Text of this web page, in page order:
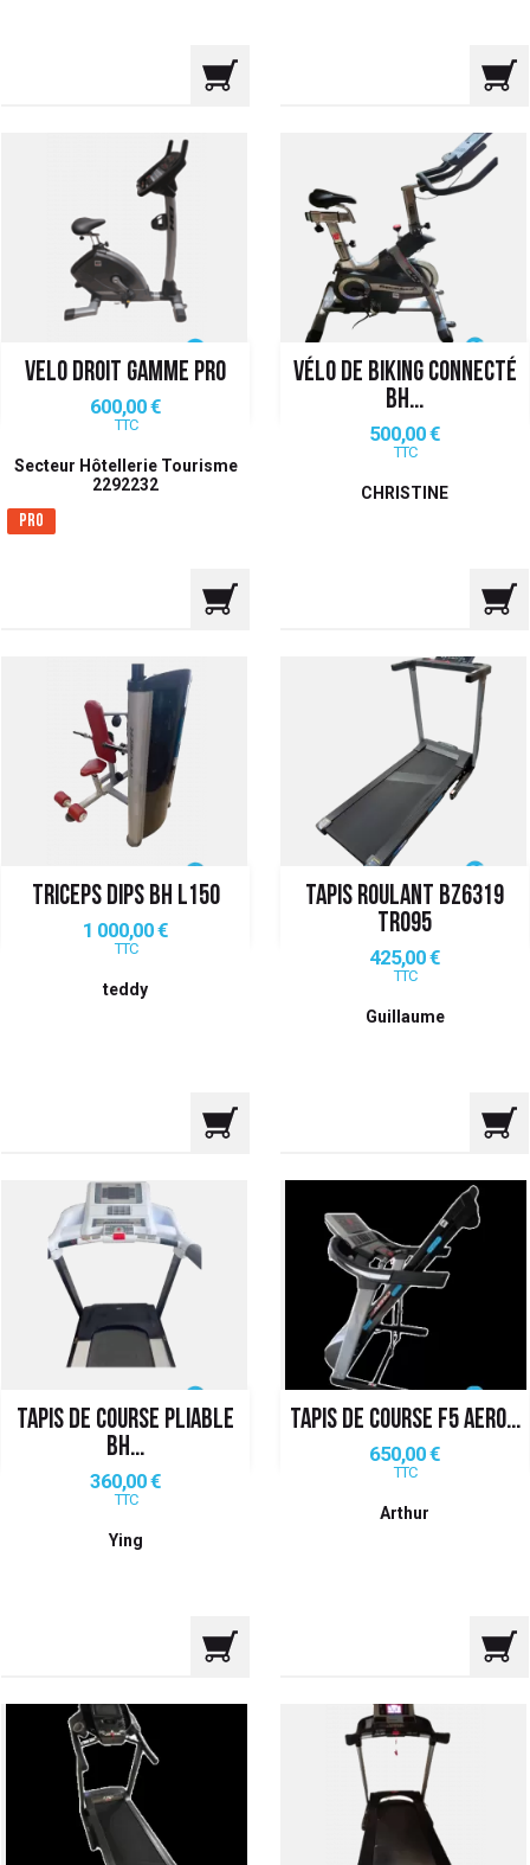
VELO DROIT GAMME PRO
Prix
600,00 €
TTC
Secteur Hôtellerie Tourisme
2292232
Pro
VÉLO DE BIKING CONNECTÉ
BH...
Prix
500,00 €
TTC
CHRISTINE
TRICEPS DIPS BH L150
Prix
1 000,00 €
TTC
teddy
TAPIS ROULANT BZ6319
TR095
Prix
425,00 €
TTC
Guillaume
TAPIS DE COURSE PLIABLE
BH...
Prix
360,00 €
TTC
Ying
TAPIS DE COURSE F5 AERO...
Prix
650,00 €
TTC
Arthur